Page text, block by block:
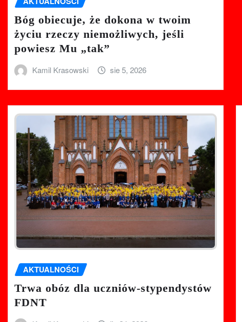
Bóg obiecuje, że dokona w twoim
życiu rzeczy niemożliwych, jeśli
powiesz Mu „tak”
Kamil Krasowski sie 5, 2026
AKTUALNOŚCI
Trwa obóz dla uczniów-stypendystów
FDNT